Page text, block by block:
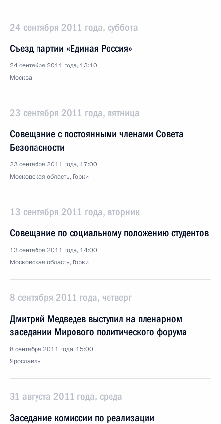
24 сентября 2011 года, суббота
Съезд партии «Единая Россия»
24 сентября 2011 года, 13:10
Москва
23 сентября 2011 года, пятница
Совещание с постоянными членами Совета
Безопасности
23 сентября 2011 года, 17:00
Московская область, Горки
13 сентября 2011 года, вторник
Совещание по социальному положению студентов
13 сентября 2011 года, 14:00
Московская область, Горки
8 сентября 2011 года, четверг
Дмитрий Медведев выступил на пленарном
заседании Мирового политического форума
8 сентября 2011 года, 15:00
Ярославль
31 августа 2011 года, среда
Заседание комиссии по реализации